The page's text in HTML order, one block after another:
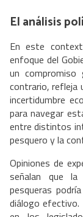
El análisis
En este
enfoque del
un
contrario, refleja
incertidumbre
para navegar
entre distintos
pesquero y la
Opiniones de
señalan que
pesqueras
diálogo efectivo.